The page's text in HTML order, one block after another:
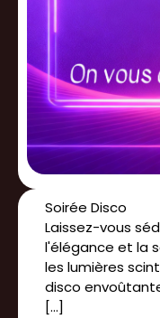
Soirée Disco
Laissez-vous
l'élégance et la
les lumières
disco
[…]